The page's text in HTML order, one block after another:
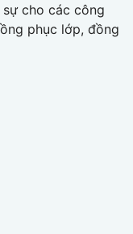
cho các công
phục lớp, đồng